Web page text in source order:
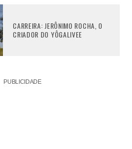
CARREIRA: JERÔNIMO ROCHA, O
CRIADOR DO YÔGALIVEE
PUBLICIDADE